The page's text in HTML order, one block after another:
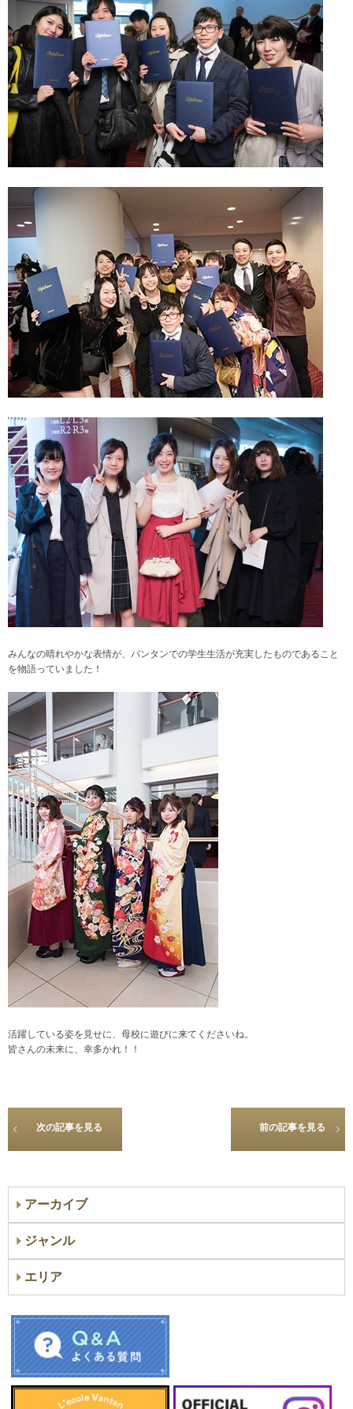
みんなの晴れやかな表情が、バンタンでの学生生活が充実したものであること
を物語っていました！
活躍している姿を見せに、母校に遊びに来てくださいね。
皆さんの未来に、幸多かれ！！
次の記事を見る 前の記事を見る
アーカイブ
ジャンル
エリア